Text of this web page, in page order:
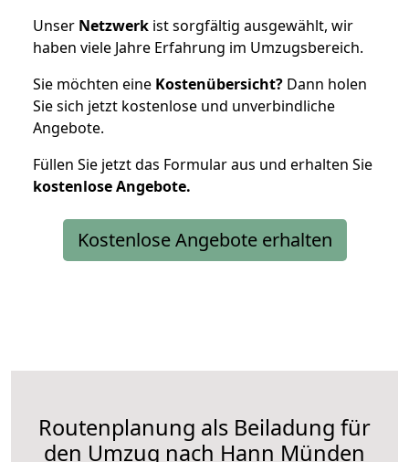
Unser Netzwerk ist sorgfältig ausgewählt, wir
haben viele Jahre Erfahrung im Umzugsbereich.
Sie möchten eine Kostenübersicht? Dann holen
Sie sich jetzt kostenlose und unverbindliche
Angebote.
Füllen Sie jetzt das Formular aus und erhalten Sie
kostenloseAngebote.
Kostenlose Angebote erhalten
Routenplanung als Beiladung für
den Umzug nach Hann Münden